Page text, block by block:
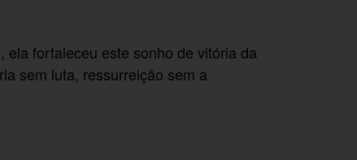
fortaleceu este sonho de vitória da
sem luta, ressurreição sem a